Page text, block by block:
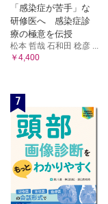
「感染症が苦手」な
研修医へ 感染症診
療の極意を伝授
松本 哲哉 石和田 稔彦 ...
￥4,400
7